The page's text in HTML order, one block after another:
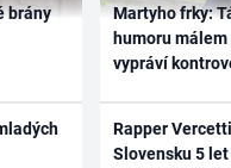
brány
Martyho frky:
humoru
vypráví
Rapper
Slovensku 5